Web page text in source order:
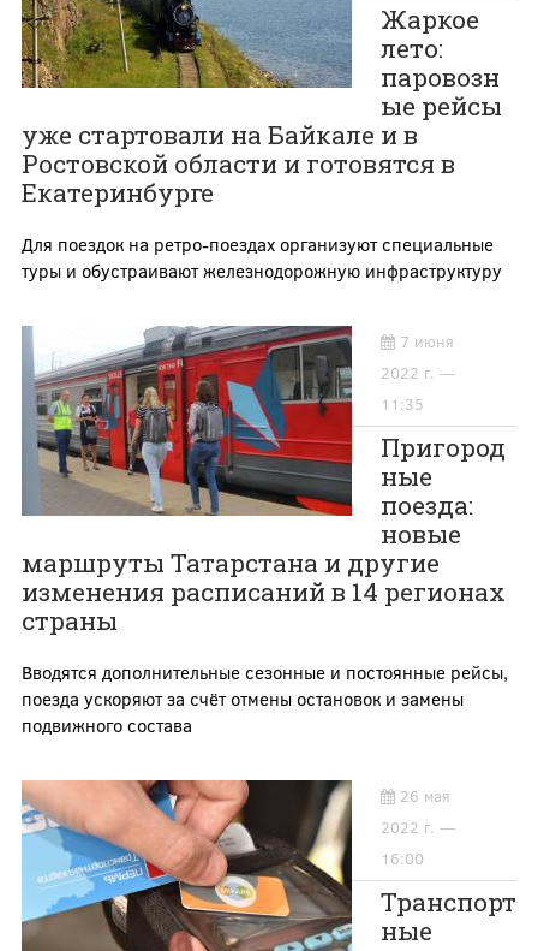
Жаркое
лето:
паровозн
ые рейсы
уже стартовали на Байкале и в
Ростовской области и готовятся в
Екатеринбурге
Для поездок на ретро-поездах организуют специальные
туры и обустраивают железнодорожную инфраструктуру
7 июня
2022 г. —
11:35
Пригород
ные
поезда:
новые
маршруты Татарстана и другие
изменения расписаний в 14 регионах
страны
Вводятся дополнительные сезонные и постоянные рейсы,
поезда ускоряют за счёт отмены остановок и замены
подвижного состава
26 мая
2022 г. —
16:00
Транспорт
ные